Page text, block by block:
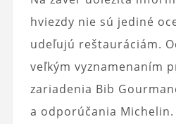
hviezdy nie sú jediné
udeľujú reštauráciám.
veľkým vyznamenaním
zariadenia Bib
a odporúčania